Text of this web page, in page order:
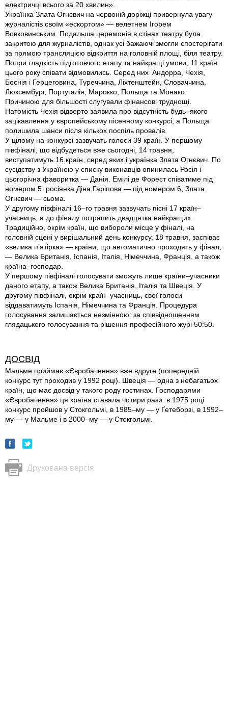
електричці всього за 20 хвилин».
Українка Злата Огнєвич на червоній доріжці привернула увагу
журналістів своїм «ескортом» — велетнем Ігорем
Вовковинським. Подальша церемонія в стінах театру була
закритою для журналістів, однак усі бажаючі змогли спостерігати
за прямою трансляцією відкриття на головній площі, біля театру.
Попри гладкість підготовчого етапу та найкращі умови, 11 країн
цього року співати відмовились. Серед них Андорра, Чехія,
Боснія і Герцеговина, Туреччина, Ліхтенштейн, Словаччина,
Люксембург, Португалія, Марокко, Польща та Монако.
Причиною для більшості слугували фінансові труднощі.
Натомість Чехія відверто заявила про відсутність будь–якого
зацікавлення у європейському пісенному конкурсі, а Польща
полишила шанси після кількох поспіль провалів.
У цілому на конкурсі зазвучать голоси 39 країн. У першому
півфіналі, що відбудеться вже сьогодні, 14 травня,
виступатимуть 16 країн, серед яких і українка Злата Огнєвич. По
сусідству з Україною у списку виконавців опинилась Росія і
цьогорічна фаворитка — Данія. Емілі де Форест співатиме під
номером 5, росіянка Діна Гаріпова — під номером 6, Злата
Огнєвич — сьома.
У другому півфіналі 16–го травня зазвучать пісні 17 країн–
учасниць, а до фіналу потрапить двадцятка найкращих.
Традиційно, окрім країн, що вибороли місце у фіналі, на
головній сцені у вирішальний день конкурсу, 18 травня, заспіває
«велика п’ятірка» — країни, що автоматично проходять у фінал,
— Велика Британія, Іспанія, Італія, Німеччина, Франція, а також
країна–господар.
У першому півфіналі голосувати зможуть лише країни–учасники
даного етапу, а також Велика Британія, Італія та Швеція. У
другому півфіналі, окрім країн–учасниць, свої голоси
віддаватимуть Іспанія, Німеччина та Франція. Процедура
голосування залишається незмінною: за співвідношенням
глядацького голосування та рішення професійного журі 50:50.
ДОСВІД
Мальме приймає «Євробачення» вже вдруге (попередній
конкурс тут проходив у 1992 році). Швеція — одна з небагатьох
країн, що має досвід у такого роду гостинах. Господарями
«Євробачення» ця країна ставала чотири рази: в 1975 році
конкурс пройшов у Стокгольмі, в 1985–му — у Ґетеборзі, в 1992–
му — у Мальме і в 2000–му — у Стокгольмі.
Друкована версія